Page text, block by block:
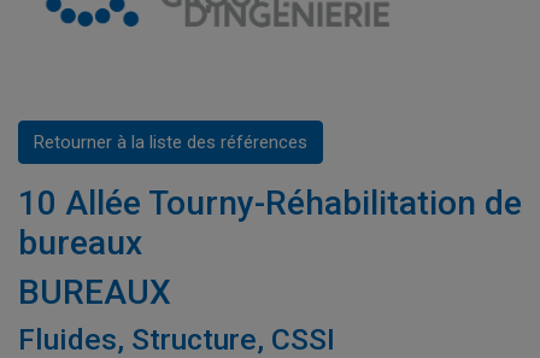
Retourner à la liste des références
10 Allée Tourny-Réhabilitation de
bureaux
BUREAUX
Fluides, Structure, CSSI